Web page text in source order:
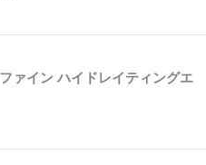
ァイン ハイドレイティングエ